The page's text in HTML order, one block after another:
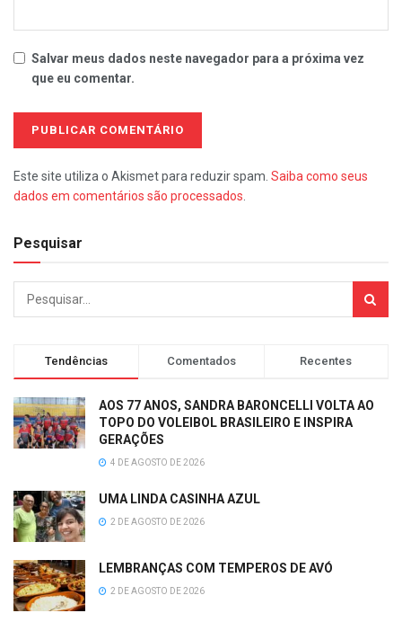
Salvar meus dados neste navegador para a próxima vez
que eu comentar.
Este site utiliza o Akismet para reduzir spam. Saiba como seus
dados em comentários são processados
Pesquisar
Tendências Comentados Recentes
AOS 77 ANOS, SANDRA BARONCELLI VOLTA AO
TOPO DO VOLEIBOL BRASILEIRO E INSPIRA
GERAÇÕES
4 DE AGOSTO DE 2026
UMA LINDA CASINHA AZUL
2 DE AGOSTO DE 2026
LEMBRANÇAS COM TEMPEROS DE AVÓ
2 DE AGOSTO DE 2026